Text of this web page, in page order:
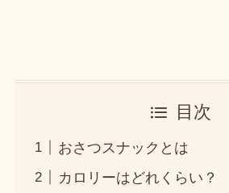
目次
おさつスナックとは
カロリーはどれくらい？